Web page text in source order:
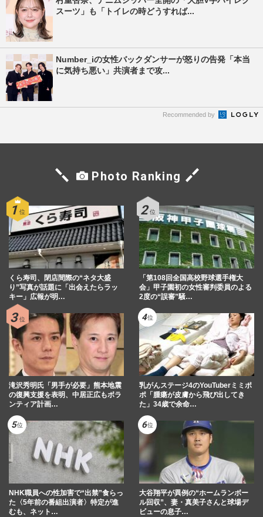
スーツ」も「トイレの時どうすれば...
Number_iの女性バックダンサーが怒りの告発「本当
に気持ち悪い」共演者まで攻...
Recommended by
Photo Ranking
くら寿司、閉店間際の“ネタ大盛
り”写真が話題に「出会えたらラッ
キー」広報が明…
「第108回全国高校野球選手権大
会」甲子園初の女性審判委員のよる
2度の“誤審”騒…
滝沢秀明氏「男手が必要」熊本地震
の復興支援を表明、中居正広もボラ
ンティア計画…
乳がんステージ4のYouTuberミミポ
ポ「腫瘍が皮膚から飛び出してき
た」34歳で余命…
NHK職員への性加害で“出禁”食らっ
た〈5年前の番組出演者〉特定が進
むも、ネット…
大谷翔平が異例の“ホームランボー
ル回収”、妻・真美子さんと球場デ
ビューの息子…